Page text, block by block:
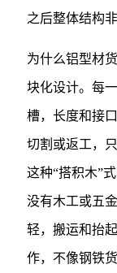
之后整体结构
为什么铝型材
块化设计。每
槽，长度和接
切割或返工，
这种“搭积木”
没有木工或五
轻，搬运和抬
作，不像钢铁